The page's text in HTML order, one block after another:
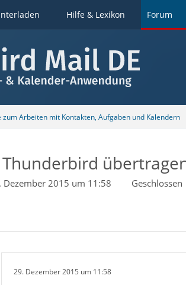
Hilfe & Lexikon Forum
zum Arbeiten mit Kontakten, Aufgaben und Kalendern
Dezember 2015 um 11:58 Geschlossen
29. Dezember 2015 um 11:58